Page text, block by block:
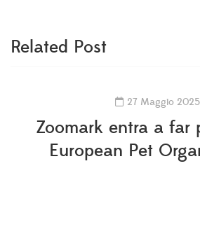
Related Post
27 Maggio 2025
Zoomark entra a far
European Pet